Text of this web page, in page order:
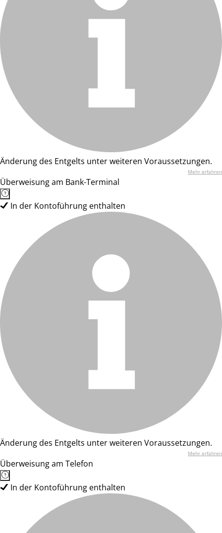
Änderung des Entgelts unter weiteren Voraussetzungen.
Mehr erfahren
Überweisung am Bank-Terminal
In der Kontoführung enthalten
Änderung des Entgelts unter weiteren Voraussetzungen.
Mehr erfahren
Überweisung am Telefon
In der Kontoführung enthalten